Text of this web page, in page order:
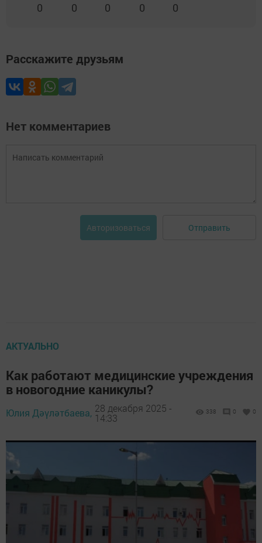
0 0 0 0 0
Расскажите друзьям
Нет комментариев
Авторизоваться Отправить
АКТУАЛЬНО
Как работают медицинские учреждения
в новогодние каникулы?
Юлия Дәүләтбаева, 28 декабря 2025 -
14:33
338 0 0